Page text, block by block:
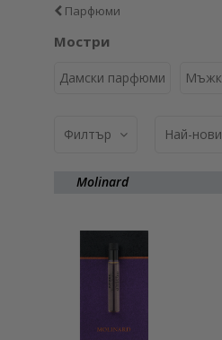
Парфюми
Мостри
Дамски парфюми
Филтър Най-нови
Molinard